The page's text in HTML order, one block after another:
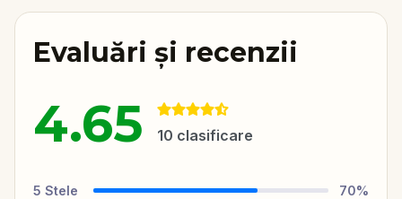
Evaluări și recenzii
4.65 10 clasificare
5 Stele 70%